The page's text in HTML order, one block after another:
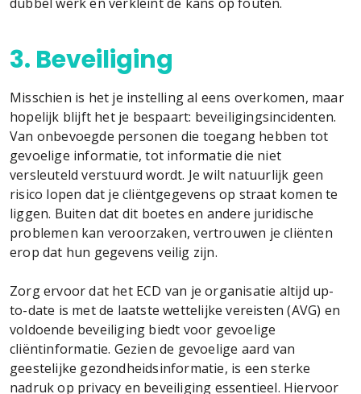
3. Beveiliging
Misschien is het je instelling al eens overkomen, maar
hopelijk blijft het je bespaart: beveiligingsincidenten.
Van onbevoegde personen die toegang hebben tot
gevoelige informatie, tot informatie die niet
versleuteld verstuurd wordt. Je wilt natuurlijk geen
risico lopen dat je cliëntgegevens op straat komen te
liggen. Buiten dat dit boetes en andere juridische
problemen kan veroorzaken, vertrouwen je cliënten
erop dat hun gegevens veilig zijn.
Zorg ervoor dat het ECD van je organisatie altijd up-
to-date is met de laatste wettelijke vereisten (AVG) en
voldoende beveiliging biedt voor gevoelige
cliëntinformatie. Gezien de gevoelige aard van
geestelijke gezondheidsinformatie, is een sterke
nadruk op privacy en beveiliging essentieel. Hiervoor